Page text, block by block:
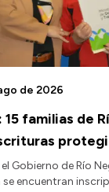
15 familias de
de 2026
Gobierno de Río
encuentran